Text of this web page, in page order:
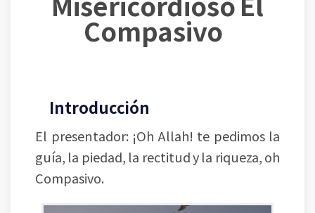
Compasivo
Introducción
El presentador: ¡Oh Allah! te pedimos la
guía, la piedad, la rectitud y la riqueza, oh
Compasivo.